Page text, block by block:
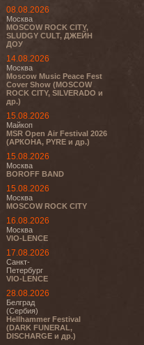
08.08.2026
Москва
MOSCOW ROCK CITY,
SLUDGY CULT, ДЖЕЙН
ДОУ
14.08.2026
Москва
Moscow Music Peace Fest
Cover Show (MOSCOW
ROCK CITY, SILVERADO и
др.)
15.08.2026
Майкоп
MSR Open Air Festival 2026
(АРКОНА, PYRE и др.)
15.08.2026
Москва
BOROFF BAND
15.08.2026
Москва
MOSCOW ROCK CITY
16.08.2026
Москва
VIO-LENCE
17.08.2026
Санкт-
Петербург
VIO-LENCE
28.08.2026
Белград
(Сербия)
Hellhammer Festival
(DARK FUNERAL,
DISCHARGE и др.)